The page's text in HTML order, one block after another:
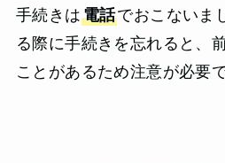
手続きは電話でおこないま
る際に手続きを忘れると、
ことがあるため注意が必要で